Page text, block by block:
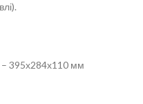
– 395х284х110 мм